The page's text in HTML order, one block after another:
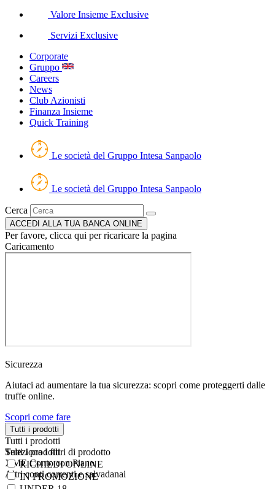
Valore Insieme Exclusive
Servizi Exclusive
Corporate
Gruppo
Careers
News
Club Azionisti
Finanza Insieme
Quick Training
Le società del Gruppo Intesa Sanpaolo
Le società del Gruppo Intesa Sanpaolo
Cerca
ACCEDI ALLA TUA BANCA ONLINE
Per favore, clicca qui per ricaricare la pagina
Caricamento
Sicurezza
Aiutaci ad aumentare la tua sicurezza: scopri come proteggerti dalle
truffe online.
Scopri come fare
Tutti i prodotti
Tutti i prodotti
Tutti i prodotti
XME Conto con Piano
Altri conti correnti e salvadanai
Seleziona i filtri di prodotto
RICHIEDI ONLINE
IN PROMOZIONE